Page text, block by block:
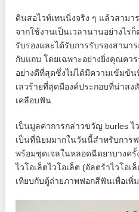
ดินสอไวท์เทนนิ่งจริง ๆ แล้วสามา
จากใช้งานเป็นเวลานานอย่างไ
รับรองและได้รับการรับรองสามา
กับแถบ โดยเฉพาะอย่างยิ่งคุณคว
อย่างดีที่สุดซึ่งไม่ได้มีความเข้มข้
เลวร้ายที่สุดมีองค์ประกอบที่น่าสง
เคลือบฟัน
เป็นมูลค่าการกล่าวขวัญ burles ไ
เป็นที่นิยมมากในวันนี้สำหรับการ
พร้อมชุดเจลในหลอดฉีดยาบางครั้
ไวโอเล็ตไวโอเล็ต (อัลตร้าไวโอเ
เทียบกับตู้ถ่ายภาพฟอกสีฟันเพื่อเ